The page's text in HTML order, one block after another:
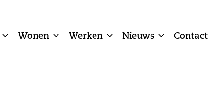
Wonen Werken Nieuws Contact